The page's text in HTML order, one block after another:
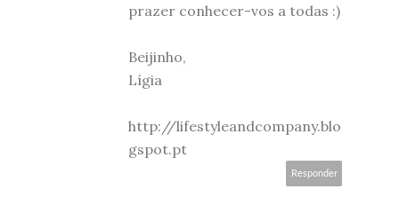
prazer conhecer-vos a todas :)
Beijinho,
Lígia
http://lifestyleandcompany.blo
gspot.pt
Responder